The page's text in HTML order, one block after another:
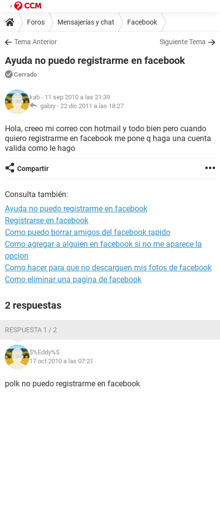
Foros Mensajerías y chat Facebook
Tema Anterior Siguiente Tema
Ayuda no puedo registrarme en facebook
Cerrado
kab - 11 sep 2010 a las 21:39
gabry - 22 dic 2011 a las 18:27
Hola, creeo mi correo con hotmail y todo bien pero cuando
quiero registrarme en facebook me pone q haga una cuenta
valida como le hago
Compartir
Consulta también:
Ayuda no puedo registrarme en facebook
Registrarse en facebook
Como puedo borrar amigos del facebook rapido
Como agregar a alguien en facebook si no me aparece la
opcion
Como hacer para que no descarguen mis fotos de facebook
Como eliminar una pagina de facebook
2 respuestas
RESPUESTA 1 / 2
$%Eddy%$
17 oct 2010 a las 07:21
polk no puedo registrarme en facebook